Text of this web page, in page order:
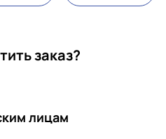
заказ?
лицам